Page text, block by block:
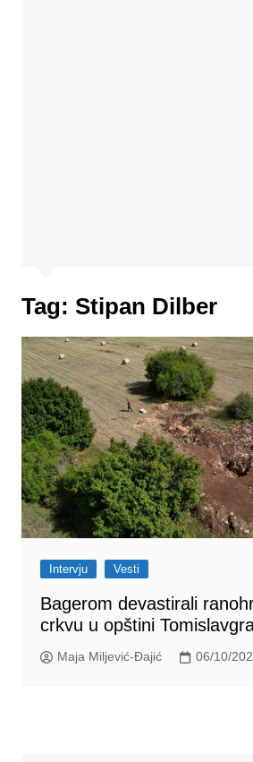
Tag: Stipan Dilber
Intervju Vesti
Bagerom devastirali
crkvu u opštini
Maja Miljević-Đajić 06/10/